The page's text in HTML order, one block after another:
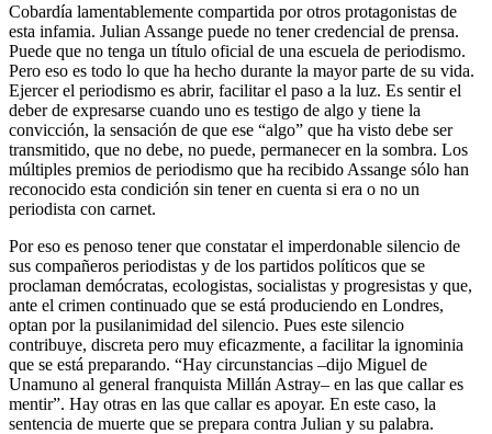
Cobardía lamentablemente compartida por otros protagonistas de
esta infamia. Julian Assange puede no tener credencial de prensa.
Puede que no tenga un título oficial de una escuela de periodismo.
Pero eso es todo lo que ha hecho durante la mayor parte de su vida.
Ejercer el periodismo es abrir, facilitar el paso a la luz. Es sentir el
deber de expresarse cuando uno es testigo de algo y tiene la
convicción, la sensación de que ese “algo” que ha visto debe ser
transmitido, que no debe, no puede, permanecer en la sombra. Los
múltiples premios de periodismo que ha recibido Assange sólo han
reconocido esta condición sin tener en cuenta si era o no un
periodista con carnet.
Por eso es penoso tener que constatar el imperdonable silencio de
sus compañeros periodistas y de los partidos políticos que se
proclaman demócratas, ecologistas, socialistas y progresistas y que,
ante el crimen continuado que se está produciendo en Londres,
optan por la pusilanimidad del silencio. Pues este silencio
contribuye, discreta pero muy eficazmente, a facilitar la ignominia
que se está preparando. “Hay circunstancias –dijo Miguel de
Unamuno al general franquista Millán Astray– en las que callar es
mentir”. Hay otras en las que callar es apoyar. En este caso, la
sentencia de muerte que se prepara contra Julian y su palabra.